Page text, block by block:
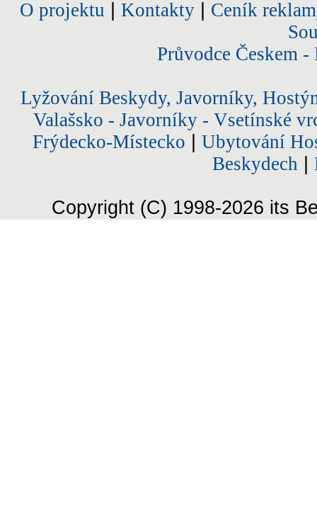
O projektu Kontakty| Ceník
Průvodce Českem
Lyžování Beskydy, Javorníky,
Valašsko - Javorníky - Vsetínské
Frýdecko-Místecko
Ubytování
Beskydech
Copyright (C) 1998-2026 its